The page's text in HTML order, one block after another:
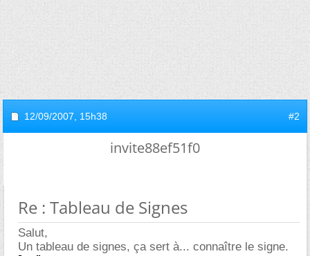
12/09/2007, 15h38 #2
invite88ef51f0
Re : Tableau de Signes
Salut,
Un tableau de signes, ça sert à... connaître le signe.